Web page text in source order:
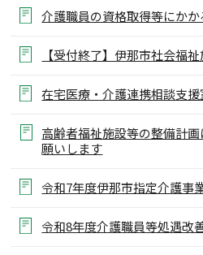
介護職員の資格取得等にか
【受付終了】伊那市社会福
在宅医療・介護連携相談支
高齢者福祉施設等の整備計
願いします
令和7年度伊那市指定介護事
令和8年度介護職員等処遇改